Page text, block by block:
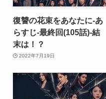
復讐の花束をあなたに-あ
らすじ-最終回(105話)-結
末は！？
2022年7月19日